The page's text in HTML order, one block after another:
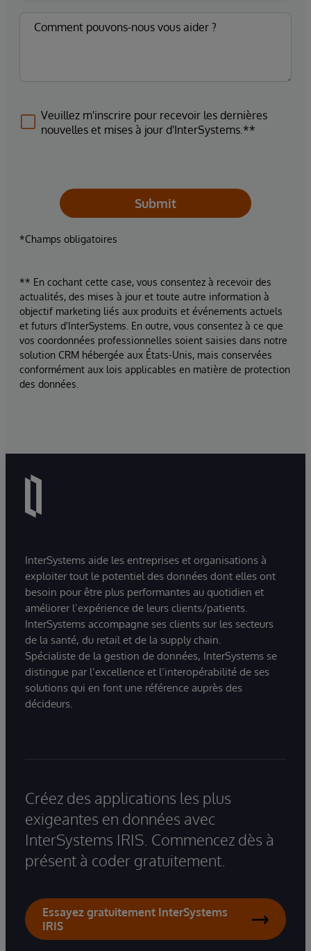
Veuillez m'inscrire pour recevoir les dernières
nouvelles et mises à jour d'InterSystems.**
Submit
*Champs obligatoires
** En cochant cette case, vous consentez à recevoir des
actualités, des mises à jour et toute autre information à
objectif marketing liés aux produits et événements actuels
et futurs d'InterSystems. En outre, vous consentez à ce que
vos coordonnées professionnelles soient saisies dans notre
solution CRM hébergée aux États-Unis, mais conservées
conformément aux lois applicables en matière de protection
des données.
InterSystems aide les entreprises et organisations à
exploiter tout le potentiel des données dont elles ont
besoin pour être plus performantes au quotidien et
améliorer l’expérience de leurs clients/patients.
InterSystems accompagne ses clients sur les secteurs
de la santé, du retail et de la supply chain.
Spécialiste de la gestion de données, InterSystems se
distingue par l’excellence et l’interopérabilité de ses
solutions qui en font une référence auprès des
décideurs.
Créez des applications les plus
exigeantes en données avec
InterSystems IRIS. Commencez dès à
présent à coder gratuitement.
Essayez gratuitement InterSystems
IRIS